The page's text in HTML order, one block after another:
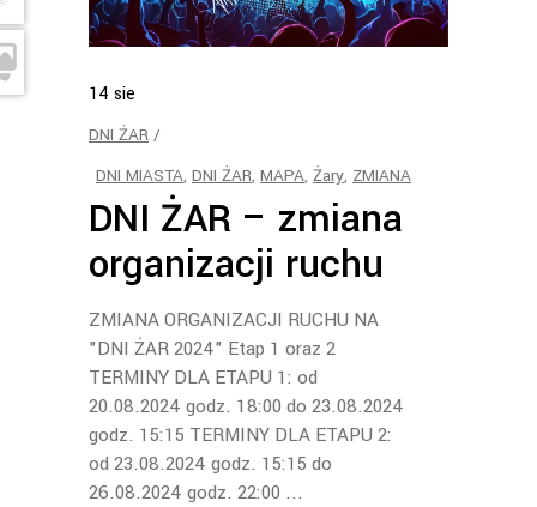
14 sie
DNI ŻAR
DNI MIASTA, DNI ŻAR, MAPA, Żary, ZMIANA
DNI ŻAR – zmiana
organizacji ruchu
ZMIANA ORGANIZACJI RUCHU NA
"DNI ŻAR 2024" Etap 1 oraz 2
TERMINY DLA ETAPU 1: od
20.08.2024 godz. 18:00 do 23.08.2024
godz. 15:15 TERMINY DLA ETAPU 2:
od 23.08.2024 godz. 15:15 do
26.08.2024 godz. 22:00